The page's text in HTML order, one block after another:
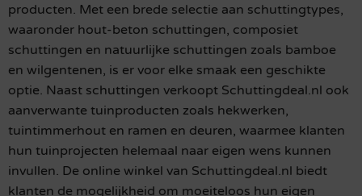
producten. Met een brede selectie aan schuttingtypes,
waaronder hout-beton schuttingen, composiet
schuttingen en natuurlijke schuttingen zoals bamboe
en wilgentenen, is er voor elke smaak een geschikte
optie. Naast schuttingen verkoopt Schuttingdeal.nl ook
aanverwante tuinproducten zoals hekwerken,
tuintimmerhout en ramen en deuren, waarmee klanten
hun tuinprojecten helemaal naar eigen wens kunnen
invullen. De online winkel van Schuttingdeal.nl biedt
klanten de mogelijkheid om moeiteloos hun eigen